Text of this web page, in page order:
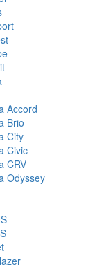
Accord
Brio
City
Civic
CRV
Odyssey